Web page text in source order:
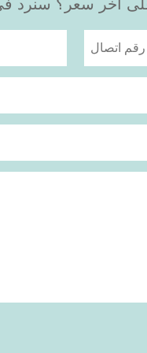
آخر سعر؟ سنرد في